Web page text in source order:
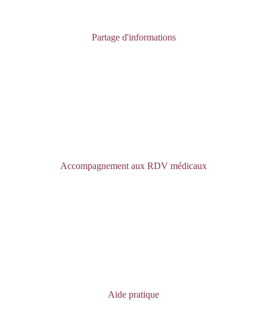
Partage d'informations
Accompagnement aux RDV médicaux
Aide pratique